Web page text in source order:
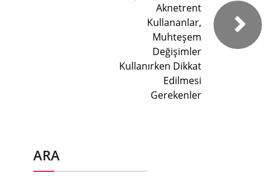
Aknetrent
Kullananlar,
Muhteşem
Değişimler
Kullanırken Dikkat
Edilmesi
Gerekenler
ARA